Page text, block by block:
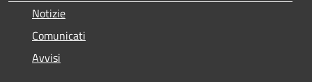
Notizie
Comunicati
Avvisi